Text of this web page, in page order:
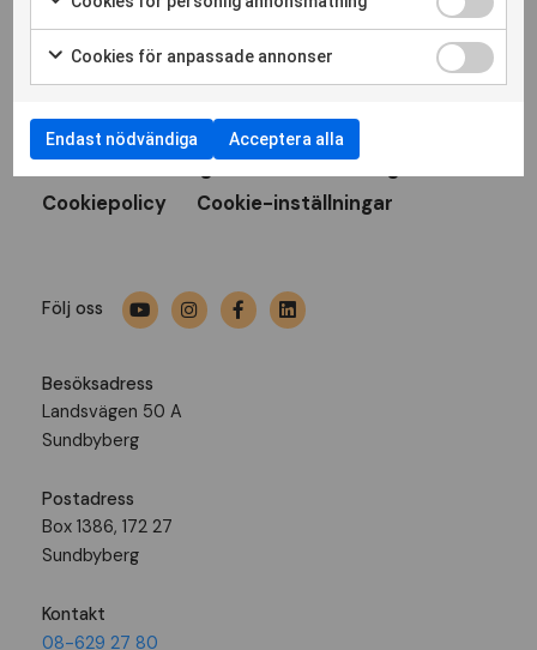
Prenumerera
Bli medlem Press
Nyheter
Hitta din förening
Medlemstidningen Liv
Cookiepolicy
Cookie-inställningar
Följ oss
Besöksadress
Landsvägen 50 A
Sundbyberg
Postadress
Box 1386, 172 27
Sundbyberg
Kontakt
08-629 27 80
Cookies för anpassade annonser
Endast nödvändiga Acceptera alla